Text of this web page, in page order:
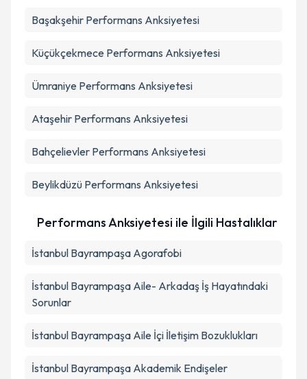
Başakşehir Performans Anksiyetesi
Küçükçekmece Performans Anksiyetesi
Ümraniye Performans Anksiyetesi
Ataşehir Performans Anksiyetesi
Bahçelievler Performans Anksiyetesi
Beylikdüzü Performans Anksiyetesi
Performans Anksiyetesi ile İlgili Hastalıklar
İstanbul Bayrampaşa Agorafobi
İstanbul Bayrampaşa Aile- Arkadaş İş Hayatındaki
Sorunlar
İstanbul Bayrampaşa Aile İçi İletişim Bozuklukları
İstanbul Bayrampaşa Akademik Endişeler